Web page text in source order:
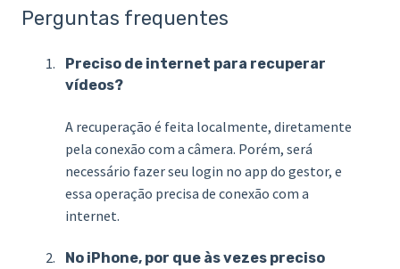
Perguntas frequentes
Preciso de internet para recuperar
vídeos?
A recuperação é feita localmente, diretamente
pela conexão com a câmera. Porém, será
necessário fazer seu login no app do gestor, e
essa operação precisa de conexão com a
internet.
No iPhone, por que às vezes preciso